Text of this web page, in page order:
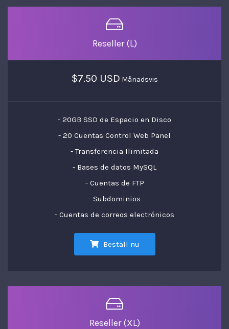
Reseller (L)
$7.50 USD Månadsvis
- 20GB SSD de Espacio en Disco
- 20 Cuentas Control Web Panel
- Transferencia Ilimitada
- Bases de datos MySQL
- Cuentas de FTP
- Subdominios
- Cuentas de correos electrónicos
Beställ nu
Reseller (XL)